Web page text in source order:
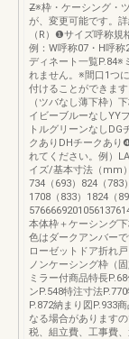
Z̶※枠・ケーシング・
が、変更可能です。
（R）❶サイズ呼称規
例：W呼称07・H呼
ディネート一覧P.84※
れません。※間口1つ
付けることができま
（ツバなし薄下枠）
イビーブルーなしYY
トルグリーンなしDG
クありDHチークあり
れてください。例）
イズ/基本寸法（mm
734（693）824（783
1708（833）1824（
本体枠＋ケーシング
色はダークアンバー
ローゼットドア折れ
ノンケーシング枠（
ミラー付商品特長
ンP.548特注寸法
P.872納まり図P.933
なる場合があります
税、組立費、工事費